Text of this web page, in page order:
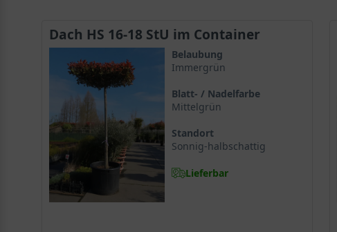
Dach HS 16-18 StU im Container
Belaubung
Immergrün
Blatt- / Nadelfarbe
Mittelgrün
Standort
Sonnig-halbschattig
Lieferbar